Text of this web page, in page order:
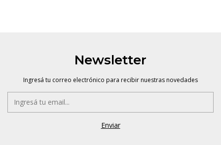
Newsletter
Ingresá tu correo electrónico para recibir nuestras novedades